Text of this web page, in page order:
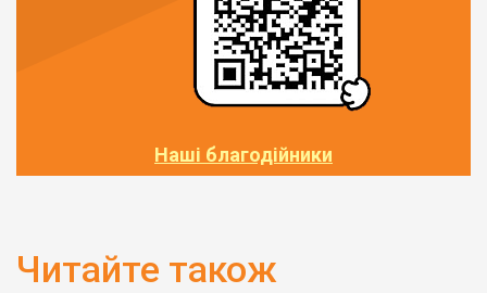
Наші благодійники
Читайте також